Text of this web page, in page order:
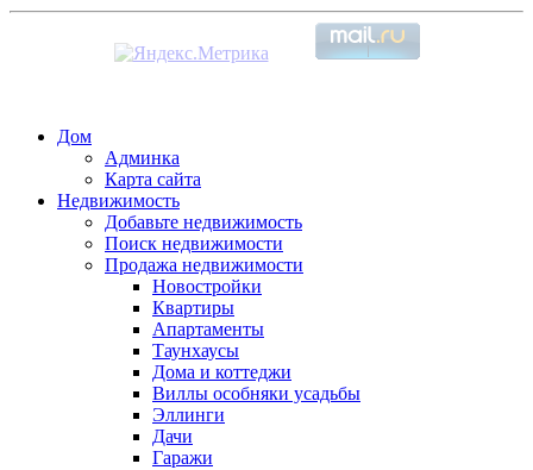
Дом
Админка
Карта сайта
Недвижимость
Добавьте недвижимость
Поиск недвижимости
Продажа недвижимости
Новостройки
Квартиры
Апартаменты
Таунхаусы
Дома и коттеджи
Виллы особняки усадьбы
Эллинги
Дачи
Гаражи